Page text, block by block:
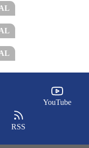
YouTube
RSS